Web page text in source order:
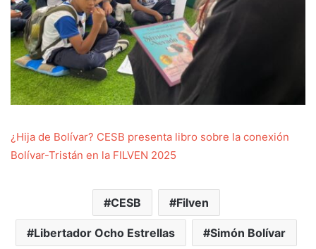
¿Hija de Bolívar? CESB presenta libro sobre la conexión
Bolívar-Tristán en la FILVEN 2025
CESB Filven
Libertador Ocho Estrellas Simón Bolívar